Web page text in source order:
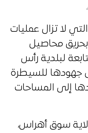
لا تزال عمليات
بحريق محاصيل
لبلدية رأس
جهودها للسيطرة
إلى المساحات
سوق أهراس،